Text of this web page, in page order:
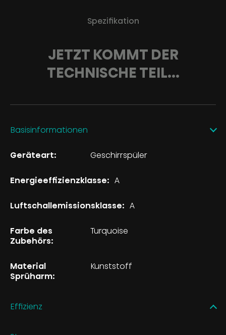
Spezifikation
JETZT KOMMT DER
TECHNISCHE TEIL...
Basisinformationen
Geräteart: Geschirrspüler
Energieeffizienzklasse: A
Luftschallemissionsklasse: A
Farbe des
Zubehörs:
Turquoise
Material
Sprüharm:
Kunststoff
Effizienz